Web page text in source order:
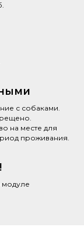
с собаками.
на месте для
проживания.
модуле